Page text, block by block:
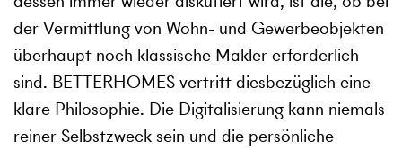
der Vermittlung von Wohn- und Gewerbeobjekten
überhaupt noch klassische Makler erforderlich
sind. BETTERHOMES vertritt diesbezüglich eine
klare Philosophie. Die Digitalisierung kann niemals
reiner Selbstzweck sein und die persönliche